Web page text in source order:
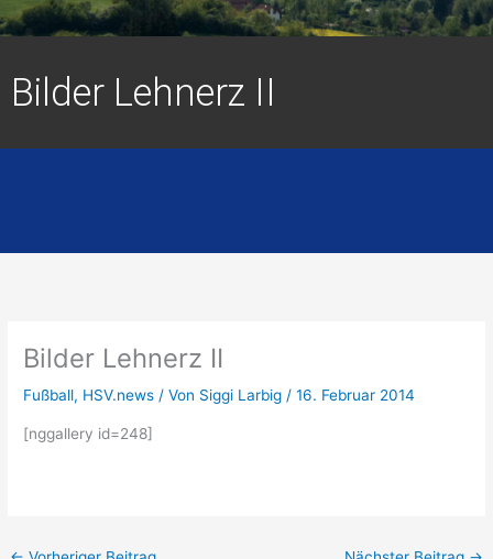
Bilder Lehnerz II
Bilder Lehnerz II
Fußball, HSV.news / Von Siggi Larbig/16. Februar 2014
[nggallery id=248]